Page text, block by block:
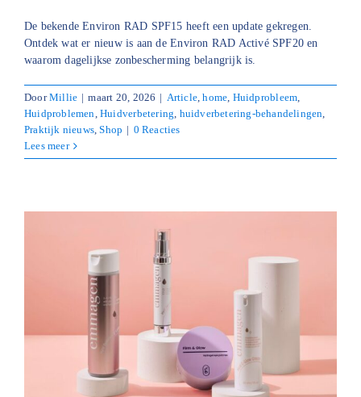
De bekende Environ RAD SPF15 heeft een update gekregen.
Ontdek wat er nieuw is aan de Environ RAD Activé SPF20 en
waarom dagelijkse zonbescherming belangrijk is.
DoorMillie | maart 20, 2026 | Article,home, Huidprobleem,
Huidproblemen,Huidverbetering, huidverbetering-behandelingen,
Praktijk nieuws,Shop | 0 Reacties
Lees meer